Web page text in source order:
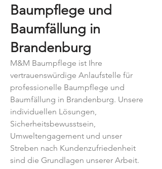
Baumpflege und
Baumfällung in
Brandenburg
M&M Baumpflege ist Ihre
vertrauenswürdige Anlaufstelle für
professionelle Baumpflege und
Baumfällung in Brandenburg. Unsere
individuellen Lösungen,
Sicherheitsbewusstsein,
Umweltengagement und unser
Streben nach Kundenzufriedenheit
sind die Grundlagen unserer Arbeit.